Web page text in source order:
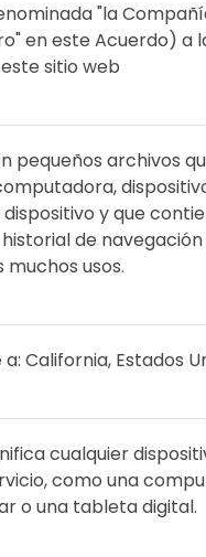
"la
en este Acuerdo) a
sitio web
pequeños archivos
y que
de navegación
muchos usos.
California, Estados
cualquier
como una
o una tableta digital.